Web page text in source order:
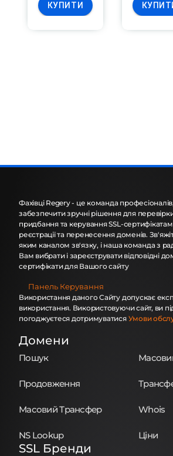
КУПИТИ
Фахівці Regery - це команда
забезпечити зручні рішення для
придбання та керування SSL-
реєстрації та перенесення доменів.
яким каналом зв'язку, і наша команда з
Вам вибрати і зареєструвати відповідні
сертифікати для Вашого сайту
Панель Керування
Використання даного Сайту допускає
використання. Використовуючи сайт, ви
погоджуєтеся дотримуватися Умови
Домени
Пошук
Продовження
Масовий Трансфер Whois
NS Lookup Ціни
SSL Бренди